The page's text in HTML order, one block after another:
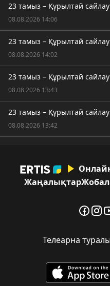
23 тамыз – Құрылтай
08.08.2026 14:06
23 тамыз – Құрылтай
08.08.2026 14:02
23 тамыз – Құрылтай
08.08.2026 13:43
23 тамыз – Құрылтай
08.08.2026 13:42
Жаңалықтар
Телеарна туралы